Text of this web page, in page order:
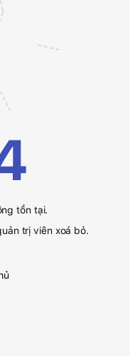
tồn tại.
trị viên xoá bỏ.